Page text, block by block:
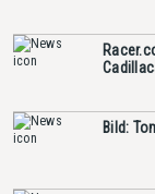
Bild: